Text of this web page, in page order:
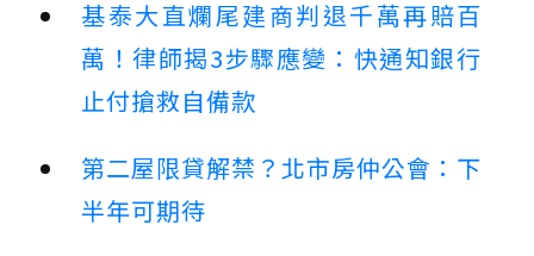
基泰大直爛尾建商判退千萬再賠百
萬！律師揭3步驟應變：快通知銀行
止付搶救自備款
第二屋限貸解禁？北市房仲公會：下
半年可期待